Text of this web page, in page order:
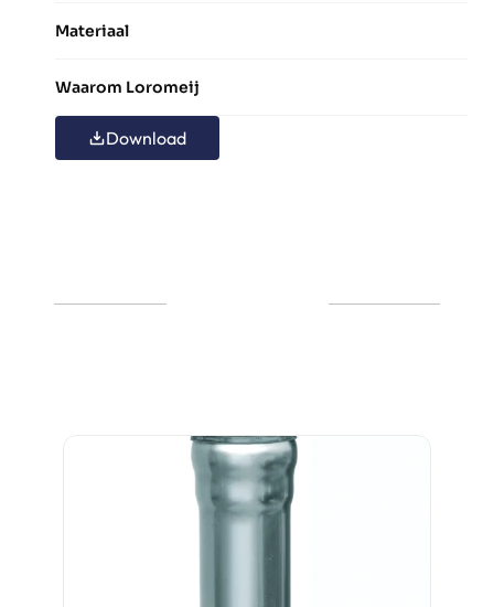
Materiaal
Waarom Loromeij
Download